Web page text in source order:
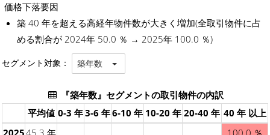
価格下落要因
築 40 年を超える高経年物件数が大きく増加(全取引物件に占
める割合が 2024年 50.0 ％ → 2025年 100.0 ％)
セグメント対象： 築年数
『築年数』セグメントの取引物件の内訳
平均値 0-3 年3-6 年6-10 年 10-20 年 20-40 年 40 年 以上
202545.3 年 100.0 ％